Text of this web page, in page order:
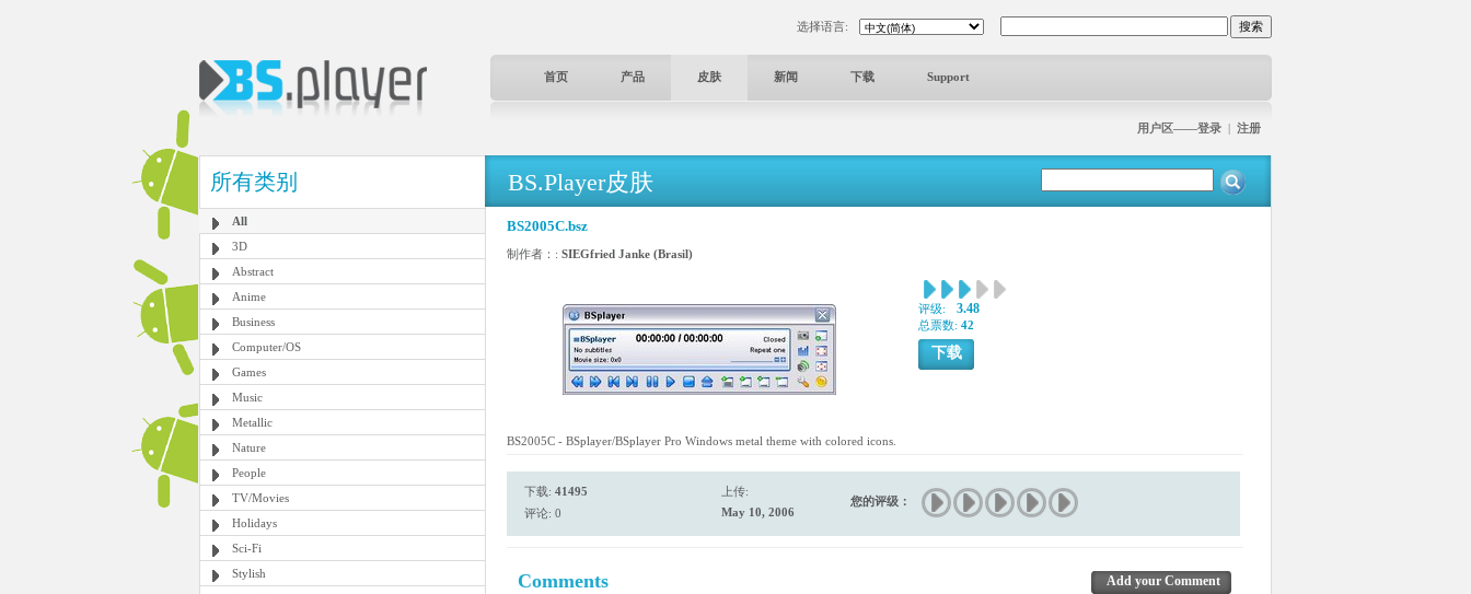
选择语言:
首页 产品 皮肤 新闻 下载 Support
用户区——登录 | 注册
所有类别
All
3D
Abstract
Anime
Business
Computer/OS
Games
Music
Metallic
Nature
People
TV/Movies
Holidays
Sci-Fi
Stylish
BS.Player皮肤
BS2005C.bsz
制作者：: SIEGfried Janke (Brasil)
评级: 3.48
总票数: 42
下载
BS2005C - BSplayer/BSplayer Pro Windows metal theme with colored icons.
下载: 41495
评论: 0
上传:
May 10, 2006
您的评级：
Comments Add your Comment